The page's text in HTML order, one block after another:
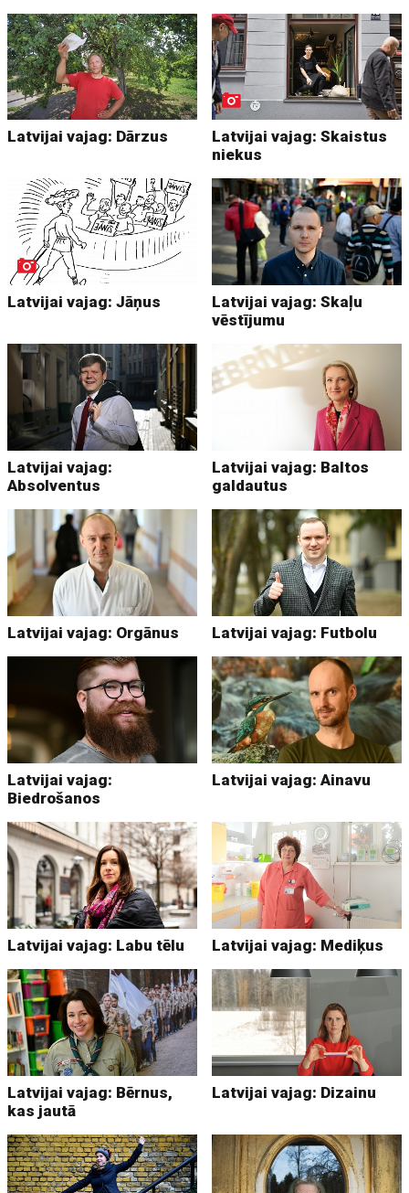
Latvijai vajag: Dārzus
Latvijai vajag: Skaistus
niekus
Latvijai vajag: Jāņus
Latvijai vajag: Skaļu
vēstījumu
Latvijai vajag:
Absolventus
Latvijai vajag: Baltos
galdautus
Latvijai vajag: Orgānus Latvijai vajag: Futbolu
Latvijai vajag:
Biedrošanos
Latvijai vajag: Ainavu
Latvijai vajag: Labu tēlu Latvijai vajag: Mediķus
Latvijai vajag: Bērnus,
kas jautā
Latvijai vajag: Dizainu